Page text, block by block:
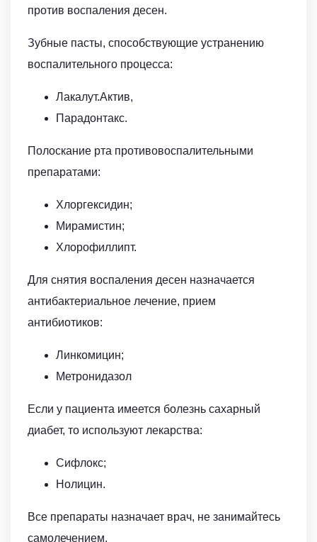
против воспаления десен.
Зубные пасты, способствующие устранению
воспалительного процесса:
Лакалут.Актив,
Парадонтакс.
Полоскание рта противовоспалительными
препаратами:
Хлоргексидин;
Мирамистин;
Хлорофиллипт.
Для снятия воспаления десен назначается
антибактериальное лечение, прием
антибиотиков:
Линкомицин;
Метронидазол
Если у пациента имеется болезнь сахарный
диабет, то используют лекарства:
Сифлокс;
Нолицин.
Все препараты назначает врач, не занимайтесь
самолечением.